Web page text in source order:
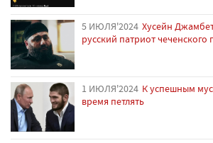
5 ИЮЛЯ'2024 Хусейн
русский патриот
1 ИЮЛЯ'2024 К успешным
время петлять